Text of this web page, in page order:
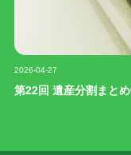
2026-04-27
第22回 遺産分割まと